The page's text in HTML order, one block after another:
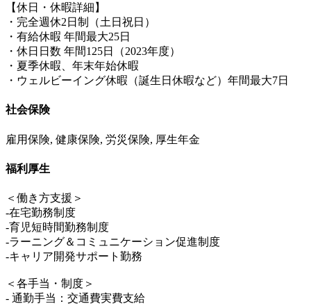
【休日・休暇詳細】
・完全週休2日制（土日祝日）
・有給休暇 年間最大25日
・休日日数 年間125日（2023年度）
・夏季休暇、年末年始休暇
・ウェルビーイング休暇（誕生日休暇など）年間最大7日
社会保険
雇用保険, 健康保険, 労災保険, 厚生年金
福利厚生
＜働き方支援＞
-在宅勤務制度
-育児短時間勤務制度
-ラーニング＆コミュニケーション促進制度
-キャリア開発サポート勤務
＜各手当・制度＞
- 通勤手当：交通費実費支給